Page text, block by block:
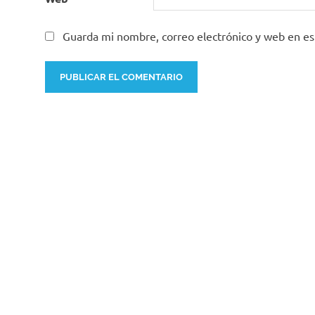
Guarda mi nombre, correo electrónico y web en